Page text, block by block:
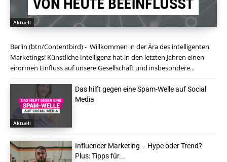
Aktuell
Berlin (btn/Contentbird) - Willkommen in der Ära des intelligenten
Marketings! Künstliche Intelligenz hat in den letzten Jahren einen
enormen Einfluss auf unsere Gesellschaft und insbesondere...
Aktuell
Das hilft gegen eine Spam-Welle auf Social
Media
Influencer Marketing – Hype oder Trend?
Plus: Tipps für...